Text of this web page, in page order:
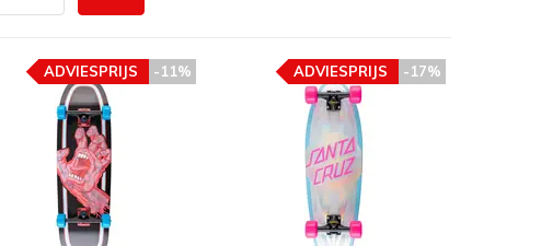
-11%
ADVIESPRIJS -17%
ADVIESPRIJS